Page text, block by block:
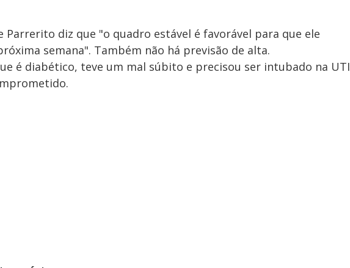
Parrerito diz que "o quadro estável é favorável para que ele
semana". Também não há previsão de alta.
é diabético, teve um mal súbito e precisou ser intubado na UTI